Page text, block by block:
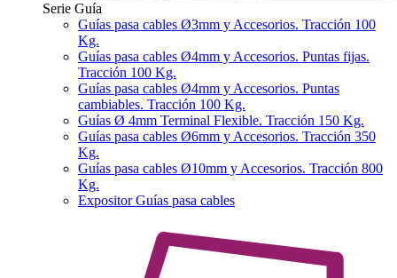
Serie Guía
Guías pasa cables Ø3mm y Accesorios. Tracción 100
Kg.
Guías pasa cables Ø4mm y Accesorios. Puntas fijas.
Tracción 100 Kg.
Guías pasa cables Ø4mm y Accesorios. Puntas
cambiables. Tracción 100 Kg.
Guías Ø 4mm Terminal Flexible. Tracción 150 Kg.
Guías pasa cables Ø6mm y Accesorios. Tracción 350
Kg.
Guías pasa cables Ø10mm y Accesorios. Tracción 800
Kg.
Expositor Guías pasa cables